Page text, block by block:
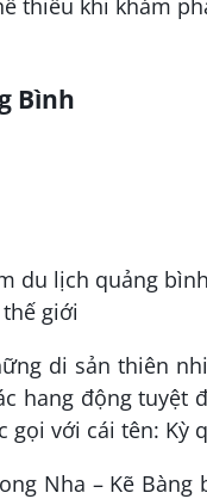
thiếu khi khám
Bình
di sản thiên
hang động tuyệt
với cái tên: Kỳ
Nha – Kẽ